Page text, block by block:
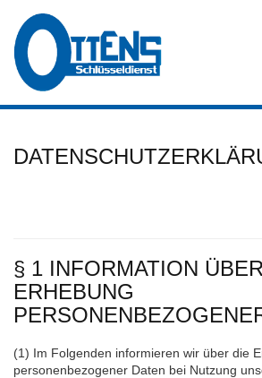
§ 1 INFORMATION
ERHEBUNG
(1) Im Folgenden informieren wir über die
personenbezogener Daten bei Nutzung